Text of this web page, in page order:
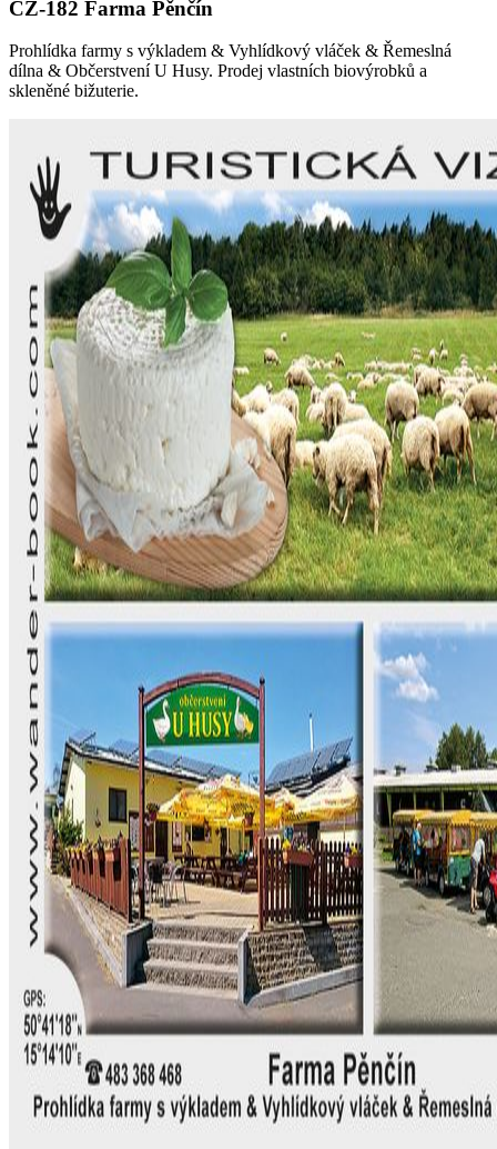
CZ-182 Farma Pěnčín
Prohlídka farmy s výkladem & Vyhlídkový vláček & Řemeslná
dílna & Občerstvení U Husy. Prodej vlastních biovýrobků a
skleněné bižuterie.